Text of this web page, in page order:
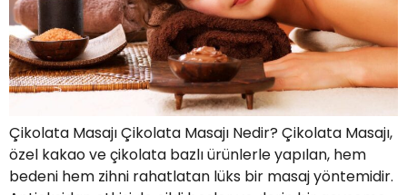
Çikolata Masajı Çikolata Masajı Nedir? Çikolata Masajı,
özel kakao ve çikolata bazlı ürünlerle yapılan, hem
bedeni hem zihni rahatlatan lüks bir masaj yöntemidir.